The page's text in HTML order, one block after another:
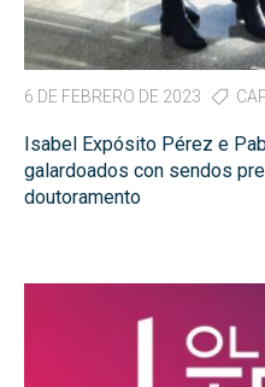
6 DE FEBRERO DE 2023
Isabel Expósito Pérez e
galardoados con sendos
doutoramento